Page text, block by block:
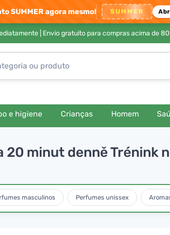
SUMMER agora mesmo! SUMMER
| Envio gratuito para compras acima de 80
e higiene Crianças Homem
minut denně Trénink
masculinos Perfumes unissex